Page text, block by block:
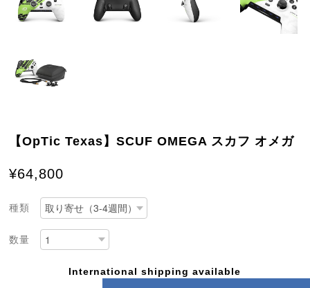
【OpTic Texas】SCUF OMEGA スカフ オメガ
¥64,800
種類
数量
International shipping available